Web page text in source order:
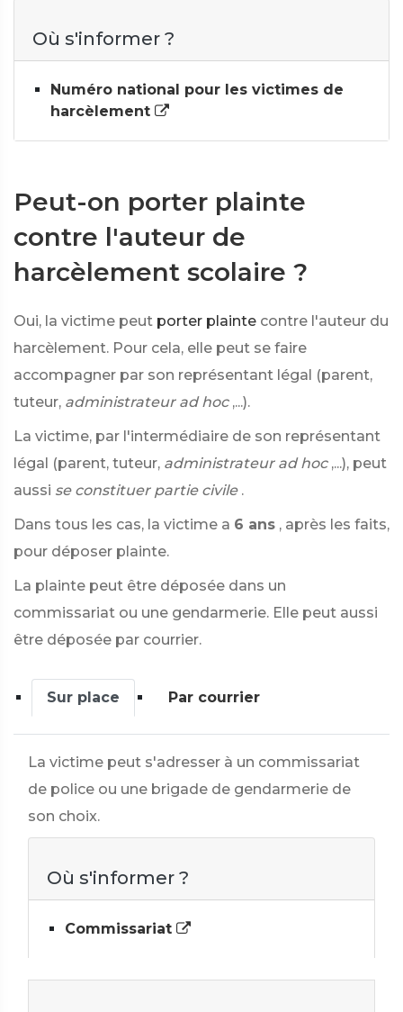
Où s'informer ?
Numéro national pour les victimes de
harcèlement
Peut-on porter plainte
contre l'auteur de
harcèlement scolaire ?
Oui, la victime peut porter plainte contre l'auteur du
harcèlement. Pour cela, elle peut se faire
accompagner par son représentant légal (parent,
tuteur, administrateur ad hoc ,...).
La victime, par l'intermédiaire de son représentant
légal (parent, tuteur, administrateur ad hoc ,...), peut
aussi se constituer partie civile .
Dans tous les cas, la victime a 6 ans , après les faits,
pour déposer plainte.
La plainte peut être déposée dans un
commissariat ou une gendarmerie. Elle peut aussi
être déposée par courrier.
Sur place Par courrier
La victime peut s'adresser à un commissariat
de police ou une brigade de gendarmerie de
son choix.
Où s'informer ?
Commissariat